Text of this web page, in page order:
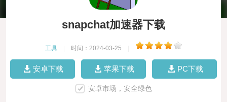
snapchat加速器下载
工具 时间：2024-03-25
安卓下载 苹果下载 PC下载
安卓市场，安全绿色